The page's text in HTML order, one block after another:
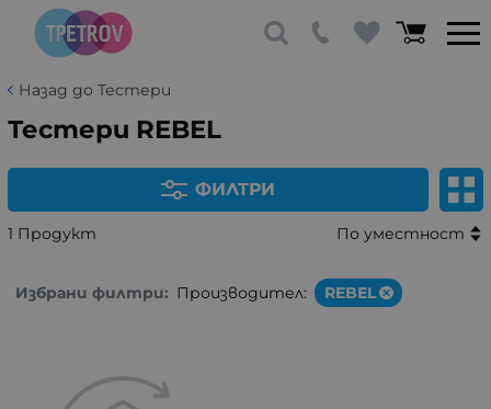
Назад до Тестери
Тестери REBEL
ФИЛТРИ
1 Продукт По уместност
Избрани филтри: Производител: REBEL